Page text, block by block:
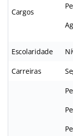
Cargos
Escolaridade
Carreiras